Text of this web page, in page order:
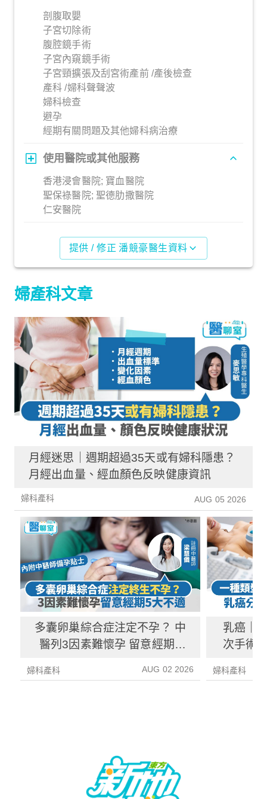
剖腹取嬰
子宮切除術
腹腔鏡手術
子宮內窺鏡手術
子宮頸擴張及刮宮術產前 /產後檢查
產科 /婦科聲聲波
婦科檢查
避孕
經期有關問題及其他婦科病治療
使用醫院或其他服務
香港浸會醫院; 寶血醫院
聖保祿醫院; 聖德肋撒醫院
仁安醫院
提供 / 修正 潘競豪醫生資料
婦產科文章
月經迷思｜週期超過35天或有婦科隱患？
月經出血量、經血顏色反映健康資訊
婦科產科 AUG 05 2026
多囊卵巢綜合症注定不孕？ 中
醫列3因素難懷孕 留意經期5
婦科產科 AUG 02 2026
乳癌｜
次手術
婦科產科